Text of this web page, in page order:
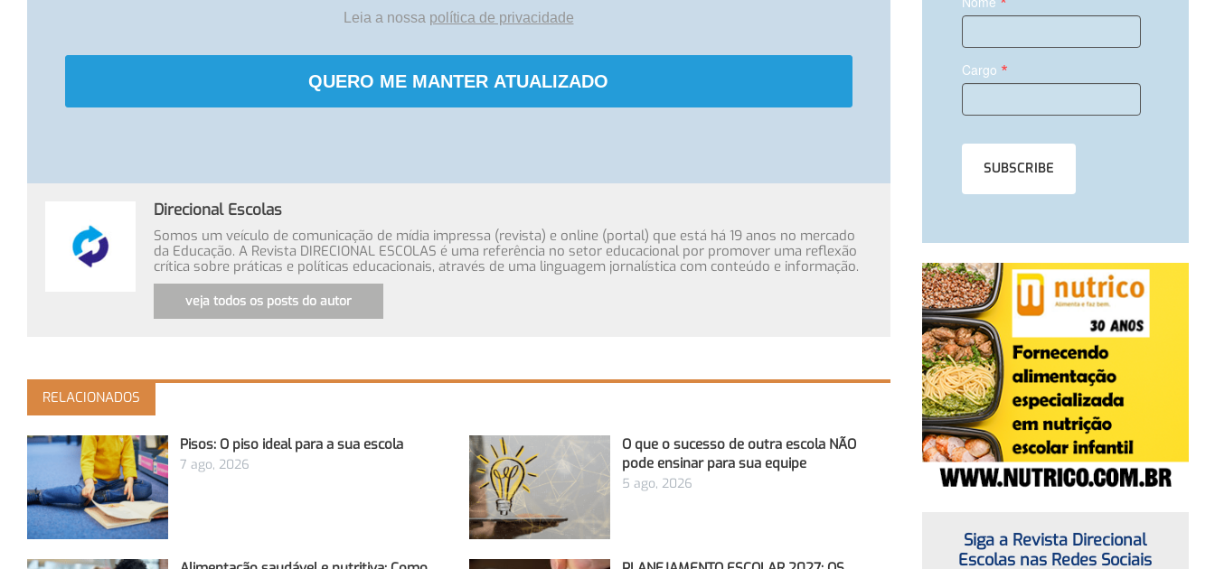
Leia a nossa política de privacidade
QUERO ME MANTER ATUALIZADO
Direcional Escolas
Somos um veículo de comunicação de mídia impressa (revista) e online (portal) que está há 19 anos no mercado
da Educação. A Revista DIRECIONAL ESCOLAS é uma referência no setor educacional por promover uma reflexão
crítica sobre práticas e políticas educacionais, através de uma linguagem jornalística com conteúdo e informação.
veja todos os posts do autor
RELACIONADOS
Pisos: O piso ideal para a sua escola
7 ago, 2026
O que o sucesso de outra escola NÃO
pode ensinar para sua equipe
5 ago, 2026
Cargo *
Siga a Revista Direcional
Escolas nas Redes Sociais